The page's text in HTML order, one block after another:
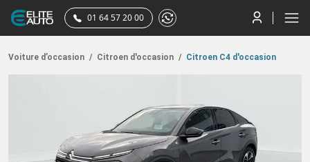
01 64 57 20 00
Voiture d’occasion / Citroen d'occasion / Citroen C4 d'occasion